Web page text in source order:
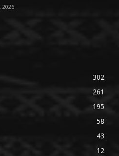
2026
302
261
195
58
43
12